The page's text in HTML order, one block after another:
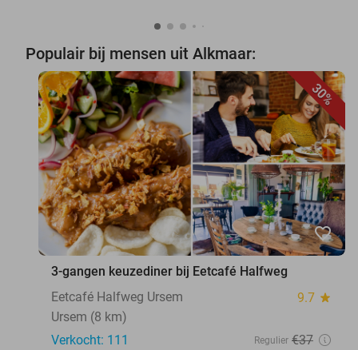
Populair bij mensen uit Alkmaar:
30%
favorite_border
3-gangen keuzediner bij Eetcafé Halfweg
Eetcafé Halfweg Ursem
9.7 star
Ursem (8 km)
Verkocht: 111
Regulier €37